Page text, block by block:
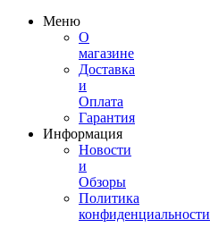
Меню
О
магазине
Доставка
и
Оплата
Гарантия
Информация
Новости
и
Обзоры
Политика
конфиденциальности